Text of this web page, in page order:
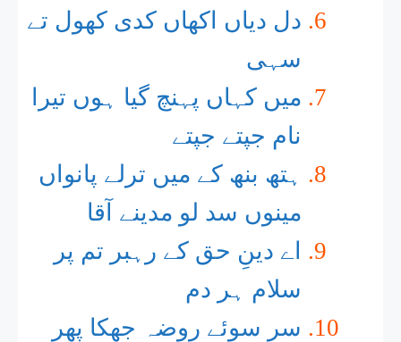
دل دیاں اکھاں کدی کھول تے
سہی
میں کہاں پہنچ گیا ہوں تیرا
نام جپتے جپتے
ہتھ بنھ کے میں ترلے پانواں
مینوں سد لو مدینے آقا
اے دینِ حق کے رہبر تم پر
سلام ہر دم
سر سوئے روضہ جھکا پھر